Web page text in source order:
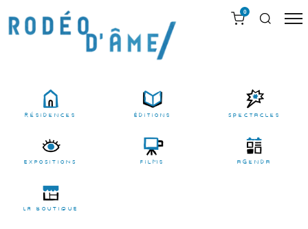
0
résidences Éditions Spectacles
EXPOSITIONS films agenda
LA BOUTIQUE